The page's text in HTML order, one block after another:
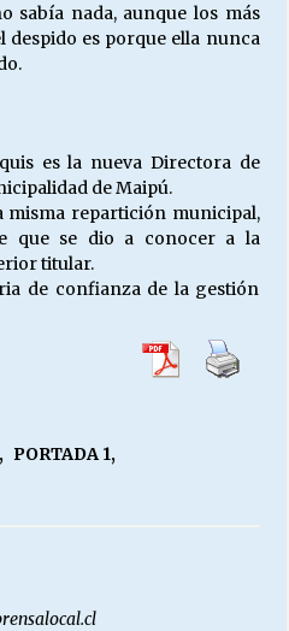
sabía nada, aunque los más
es porque ella nunca
es la nueva Directora de
de Maipú.
misma repartición municipal,
que se dio a conocer a la
titular.
de confianza de la gestión
PORTADA 1,